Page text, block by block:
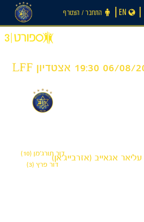
התחבר ‪/‬ הצטרף EN
דור תורג׳מן (10)
דור פרץ (3)
אגאייב (אזרבייג'אן)